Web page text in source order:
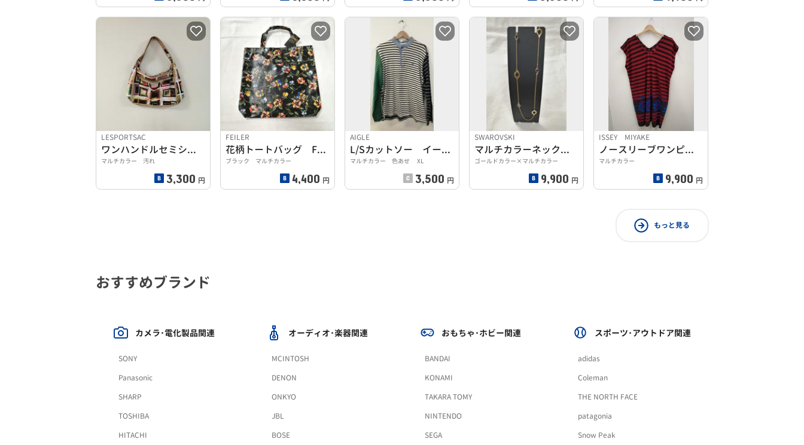
LESPORTSAC
ワンハンドルセミショルダーバッグ レスポートサック
マルチカラー 汚れ
3,300 円
FEILER
花柄トートバッグ FEILER
ブラック マルチカラー
4,400 円
AIGLE
L/Sカットソー イーグル
マルチカラー 色あせ XL
3,500 円
SWAROVSKI
マルチカラーネックレス スワロフスキー
ゴールドカラー×マルチカラー
9,900 円
ISSEY MIYAKE
ノースリーブワンピース
マルチカラー
9,900 円
もっと見る
おすすめブランド
カメラ･電化製品関連
SONY
Panasonic
SHARP
TOSHIBA
HITACHI
オーディオ･楽器関連
MCINTOSH
DENON
ONKYO
JBL
BOSE
おもちゃ･ホビー関連
BANDAI
KONAMI
TAKARA TOMY
NINTENDO
SEGA
スポーツ･アウトドア関連
adidas
Coleman
THE NORTH FACE
patagonia
Snow Peak